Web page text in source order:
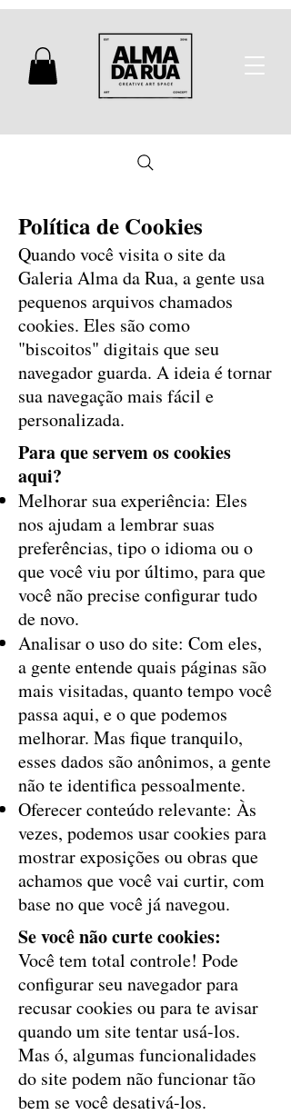
Política de Cookies
Quando você visita o site da
Galeria Alma da Rua, a gente usa
pequenos arquivos chamados
cookies. Eles são como
"biscoitos" digitais que seu
navegador guarda. A ideia é tornar
sua navegação mais fácil e
personalizada.
Para que servem os cookies
aqui?
Melhorar sua experiência: Eles
nos ajudam a lembrar suas
preferências, tipo o idioma ou o
que você viu por último, para que
você não precise configurar tudo
de novo.
Analisar o uso do site: Com eles,
a gente entende quais páginas são
mais visitadas, quanto tempo você
passa aqui, e o que podemos
melhorar. Mas fique tranquilo,
esses dados são anônimos, a gente
não te identifica pessoalmente.
Oferecer conteúdo relevante: Às
vezes, podemos usar cookies para
mostrar exposições ou obras que
achamos que você vai curtir, com
base no que você já navegou.
Se você não curte cookies:
Você tem total controle! Pode
configurar seu navegador para
recusar cookies ou para te avisar
quando um site tentar usá-los.
Mas ó, algumas funcionalidades
do site podem não funcionar tão
bem se você desativá-los.